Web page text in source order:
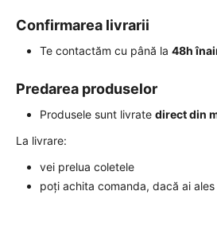
Confirmarea livrarii
Te contactăm cu până la 48h
Predarea produselor
Produsele sunt livrate direct din
La livrare:
vei prelua coletele
poți achita comanda, dacă ai